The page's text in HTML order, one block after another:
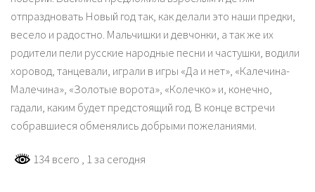
отпраздновать Новый год так, как делали это наши предки,
весело и радостно. Мальчишки и девчонки, а так же их
родители пели русские народные песни и частушки, водили
хоровод, танцевали, играли в игры «Да и нет», «Калечина-
Малечина», «Золотые ворота», «Колечко» и, конечно,
гадали, каким будет предстоящий год. В конце встречи
собравшиеся обменялись добрыми пожеланиями.
134 всего , 1 за сегодня